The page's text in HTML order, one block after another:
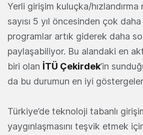
Yerli girişim kuluçka/hızlandırma
sayısı 5 yıl öncesinden çok
programlar artık giderek daha
paylaşabiliyor. Bu alandaki en
biri olan İTÜ Çekirdek’in
da bu durumun en iyi
Türkiye’de teknoloji tabanlı
yaygınlaşmasını teşvik etmek